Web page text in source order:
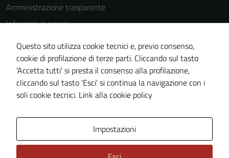
Amministrazione trasparente
Informativa privacy
Note legali
Dichiarazione di accessibilità
Piano di miglioramento del sito
Questo sito utilizza cookie tecnici e, previo consenso,
cookie di profilazione di terze parti. Cliccando sul tasto
'Accetta tutti' si presta il consenso alla profilazione,
cliccando sul tasto 'Esci' si continua la navigazione con i
soli cookie tecnici. Link alla cookie policy
Impostazioni
del sito e non
essere
disabilitati.
Questi cookie
non raccolgono
informazioni